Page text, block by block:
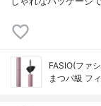
FASIO(ファ
まつパ級 フ